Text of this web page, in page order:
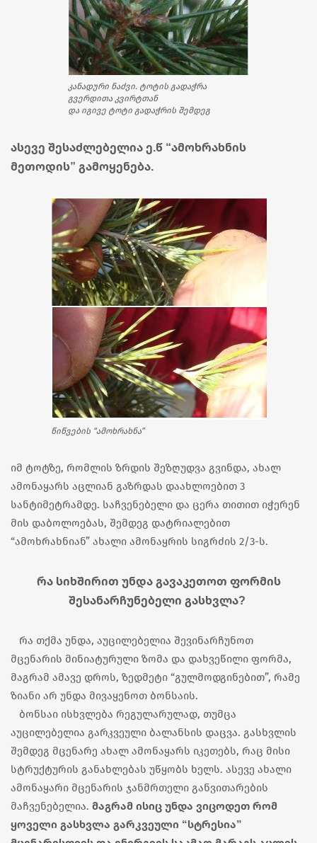
კანადური ნაძვი. ტოტის გადაჭრა
გვერდითა კვირტთან
და იგივე ტოტი გადაჭრის შემდეგ
ასევე შესაძლებელია ე.წ “ამოხრახნის
მეთოდის” გამოყენება.
წიწვების “ამოხრახნა”
იმ ტოტზე, რომლის ზრდის შეზღუდვა გვინდა, ახალ
ამონაყარს აცლიან გაზრდას დაახლოებით 3
სანტიმეტრამდე. საჩვენებელი და ცერა თითით იჭერენ
მის დაბოლოებას, შემდეგ დატრიალებით
“ამოხრახნიან” ახალი ამონაყრის სიგრძის 2/3-ს.
რა სიხშირით უნდა გავაკეთოთ ფორმის
შესანარჩუნებელი გასხვლა?
რა თქმა უნდა, აუცილებელია შევინარჩუნოთ
მცენარის მინიატურული ზომა და დახვეწილი ფორმა,
მაგრამ ამავე დროს, ზედმეტი “გულმოდგინებით”, რამე
ზიანი არ უნდა მივაყენოთ ბონსაის.
ბონსაი ისხვლება რეგულარულად, თუმცა
აუცილებელია გარკვეული ბალანსის დაცვა. გასხვლის
შემდეგ მცენარე ახალ ამონაყარს იკეთებს, რაც მისი
სტრუქტურის განახლებას უწყობს ხელს. ასევე ახალი
ამონაყარი მცენარის ჯანმრთელი განვითარების
მაჩვენებელია. მაგრამ ისიც უნდა ვიცოდეთ რომ
ყოველი გასხვლა გარკვეული “სტრესია”